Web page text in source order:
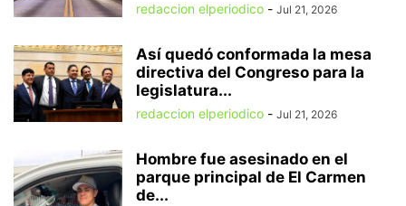
redaccion elperiodico - Jul 21, 2026
Así quedó conformada la mesa
directiva del Congreso para la
legislatura...
redaccion elperiodico - Jul 21, 2026
Hombre fue asesinado en el
parque principal de El Carmen
de...